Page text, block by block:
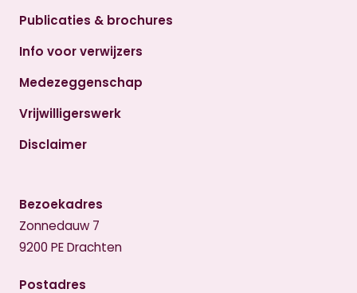
Publicaties & brochures
Info voor verwijzers
Medezeggenschap
Vrijwilligerswerk
Disclaimer
Bezoekadres
Zonnedauw 7
9200 PE Drachten
Postadres